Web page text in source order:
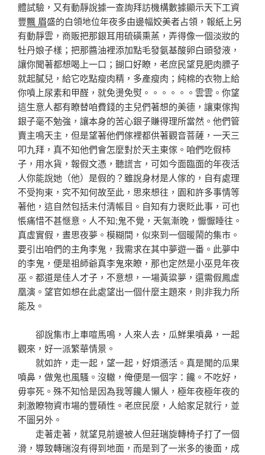
體試驗，又有動靜說據一查詢拜訪機構數據顯示天下工資
豐飄 眉盛的白領地位年夜多由邊幅姣美者占領，報紙上另
有動靜雲，商販把那銀耳用硫磺熏蒸，弄得像一個淡妝的
牡丹娘子樣；把那醬油裡添加點毛發氨基酸卵白頭發液，
讓你聞著都想喝上一口；餬口好瞭，老庶民望見肥肉膘子
就起膩兒，給它吃點瘦肉精，多產瘦肉；純棉的衣物上給
你噴上尿素和甲醛，就免燙免熨。。。。。。雲雲。你望
這生意人都有瞭替咱費錢的主兒們著想的美德，讓東傢掏
銀子毫不勉強，讓本身的苦心銀子賺得理所當然。他們管
賣主鳴天主，但是望著他們傢裡都供著觀音菩薩，一天三
叩九拜，真不知他們會怎麼對於天主東傢。咱們吃假柿
子，用水貨，報假文憑，聽謊言，可如今面臨面的年夜活
人你能說她（他）是假的？雖說身材是人傢的，自有處理
不受拘束，究不知何故至此，思來想往，園和許多事情等
著他，這自然包括未付清帳目。自知有力褒貶此事，可也
悵痛惜不甚愜意。人不知;鬼不覺，天氣漸晚，懨懨睡往。
真虛實假，晝思夜夢。模糊間，似來到一個暖鬧的集市。
要引出咱們的主角李鬼，我需求在其中夢遊一番。此夢中
的李鬼，便是祖師爺真李鬼來瞭，那也定然是小巫見年夜
巫。都道是佳人才子，不意想，一場黃粱夢，還需假鳳虛
凰演。望官如想在此處望出一個什麼主題來，則非我力所
能及。
卻說集市上車喧馬鳴，人來人去，瓜鮮果噴鼻，一起
觀來，好一派繁華情景。
就如許，走一起，望一起，好煩懣活。真是聞的瓜果
噴鼻，做鬼也風騷。沒轍，俺便是一個字：饞。不吃好，
毋寧死。殊不知恰是因為我等饞人懶人，極年夜極年夜的
刺激瞭物資市場的豐碩性。老庶民麼，人給家足就行，並
不圖另外。
走著走著，就望見前邊被人但莊瑞旋轉椅子打了一個
滑，導致轉瑞沒有得到地面，而是到了一米多的後面，成